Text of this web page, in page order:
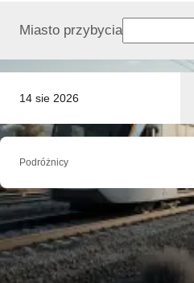
14 sie 2026
Miasto przybycia
Podróżnicy